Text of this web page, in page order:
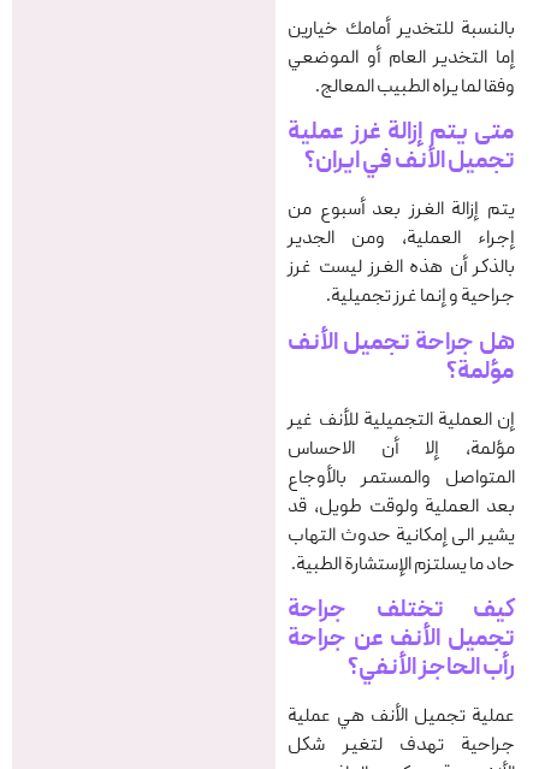
بالنسبة للتخدير أمامك خيارين
إما التخدير العام أو الموضعي
وفقا لما يراه الطبيب المعالج.
متى يتم إزالة غرز عملية
تجميل الأنف في ایران؟
يتم إزالة الغرز بعد أسبوع من
إجراء العملية، ومن الجدير
بالذكر أن هذه الغرز ليست غرز
جراحية و إنما غرز تجميلية.
هل جراحة تجميل الأنف
مؤلمة؟
إن العملية التجميلية للأنف غير
مؤلمة، إلا أن الاحساس
المتواصل والمستمر بالأوجاع
بعد العملية ولوقت طويل، قد
يشير الى إمكانية حدوث التهاب
حاد ما يسلتزم الإستشارة الطبية.
كيف تختلف جراحة
تجميل الأنف عن جراحة
رأب الحاجز الأنفي؟
عملية تجميل الأنف هي عملية
جراحية تهدف لتغير شكل